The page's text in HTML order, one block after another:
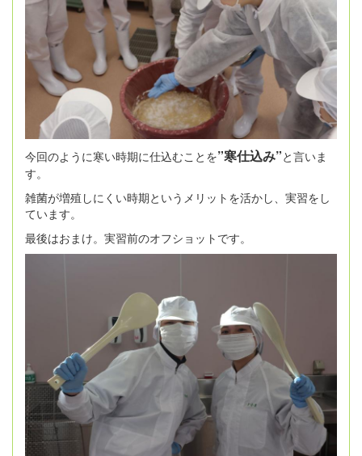
今回のように寒い時期に仕込むことを”寒仕込み”と言いま
す。
雑菌が増殖しにくい時期というメリットを活かし、実習をし
ています。
最後はおまけ。実習前のオフショットです。